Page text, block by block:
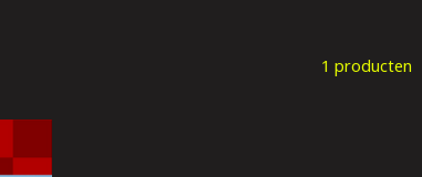
1 producten